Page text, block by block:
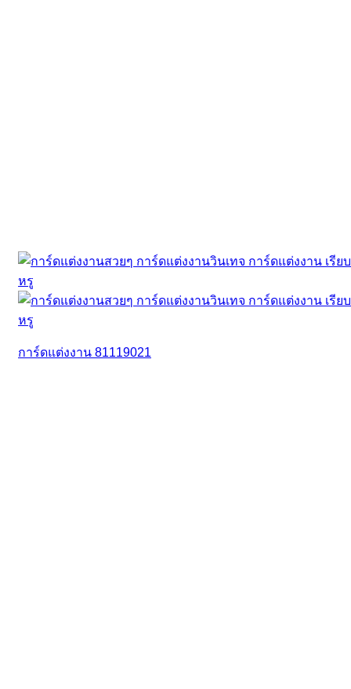
การ์ดแต่งงาน 81119021